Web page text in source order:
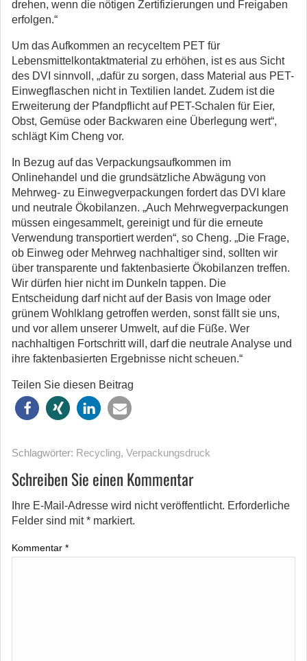
drehen, wenn die nötigen Zertifizierungen und Freigaben
erfolgen.“
Um das Aufkommen an recyceltem PET für
Lebensmittelkontaktmaterial zu erhöhen, ist es aus Sicht
des DVI sinnvoll, „dafür zu sorgen, dass Material aus PET-
Einwegflaschen nicht in Textilien landet. Zudem ist die
Erweiterung der Pfandpflicht auf PET-Schalen für Eier,
Obst, Gemüse oder Backwaren eine Überlegung wert“,
schlägt Kim Cheng vor.
In Bezug auf das Verpackungsaufkommen im
Onlinehandel und die grundsätzliche Abwägung von
Mehrweg- zu Einwegverpackungen fordert das DVI klare
und neutrale Ökobilanzen. „Auch Mehrwegverpackungen
müssen eingesammelt, gereinigt und für die erneute
Verwendung transportiert werden“, so Cheng. „Die Frage,
ob Einweg oder Mehrweg nachhaltiger sind, sollten wir
über transparente und faktenbasierte Ökobilanzen treffen.
Wir dürfen hier nicht im Dunkeln tappen. Die
Entscheidung darf nicht auf der Basis von Image oder
grünem Wohlklang getroffen werden, sonst fällt sie uns,
und vor allem unserer Umwelt, auf die Füße. Wer
nachhaltigen Fortschritt will, darf die neutrale Analyse und
ihre faktenbasierten Ergebnisse nicht scheuen.“
Teilen Sie diesen Beitrag
Schlagwörter: Recycling, Verpackungsdruck
Schreiben Sie einen Kommentar
Ihre E-Mail-Adresse wird nicht veröffentlicht. Erforderliche
Felder sind mit* markiert.
Kommentar *